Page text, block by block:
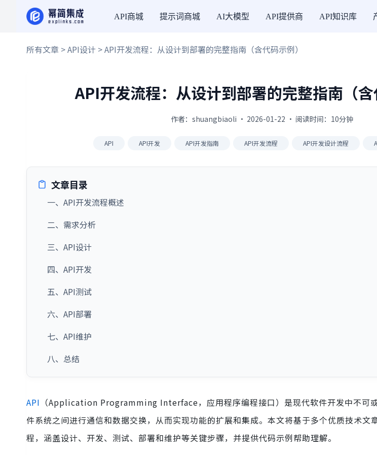
API商城 提示词商城 AI大模型 API提供商 API知识库
所有文章 >API设计 > API开发流程：从设计到部署的完整指南（含代码示例）
API开发流程：从设计到部署的完整指南（含
作者：shuangbiaoli · 2026-01-22 · 阅读时间：10分钟
API API开发 API开发指南 API开发流程 API开发设计流程
文章目录
一、API开发流程概述
二、需求分析
三、API设计
四、API开发
五、API测试
六、API部署
七、API维护
八、总结
API （Application Programming Interface，应用程序编程接口）是现代软件开发中不可
件系统之间进行通信和数据交换，从而实现功能的扩展和集成。本文将基于多个优质技术文
程，涵盖设计、开发、测试、部署和维护等关键步骤，并提供代码示例帮助理解。